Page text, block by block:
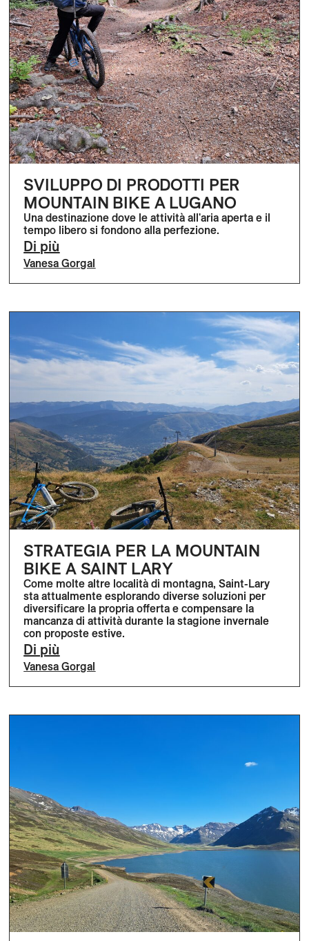
SVILUPPO DI PRODOTTI PER
MOUNTAIN BIKE A LUGANO
Una destinazione dove le attività all'aria aperta e il
tempo libero si fondono alla perfezione.
Di più
Vanesa Gorgal
STRATEGIA PER LA MOUNTAIN
BIKE A SAINT LARY
Come molte altre località di montagna, Saint-Lary
sta attualmente esplorando diverse soluzioni per
diversificare la propria offerta e compensare la
mancanza di attività durante la stagione invernale
con proposte estive.
Di più
Vanesa Gorgal